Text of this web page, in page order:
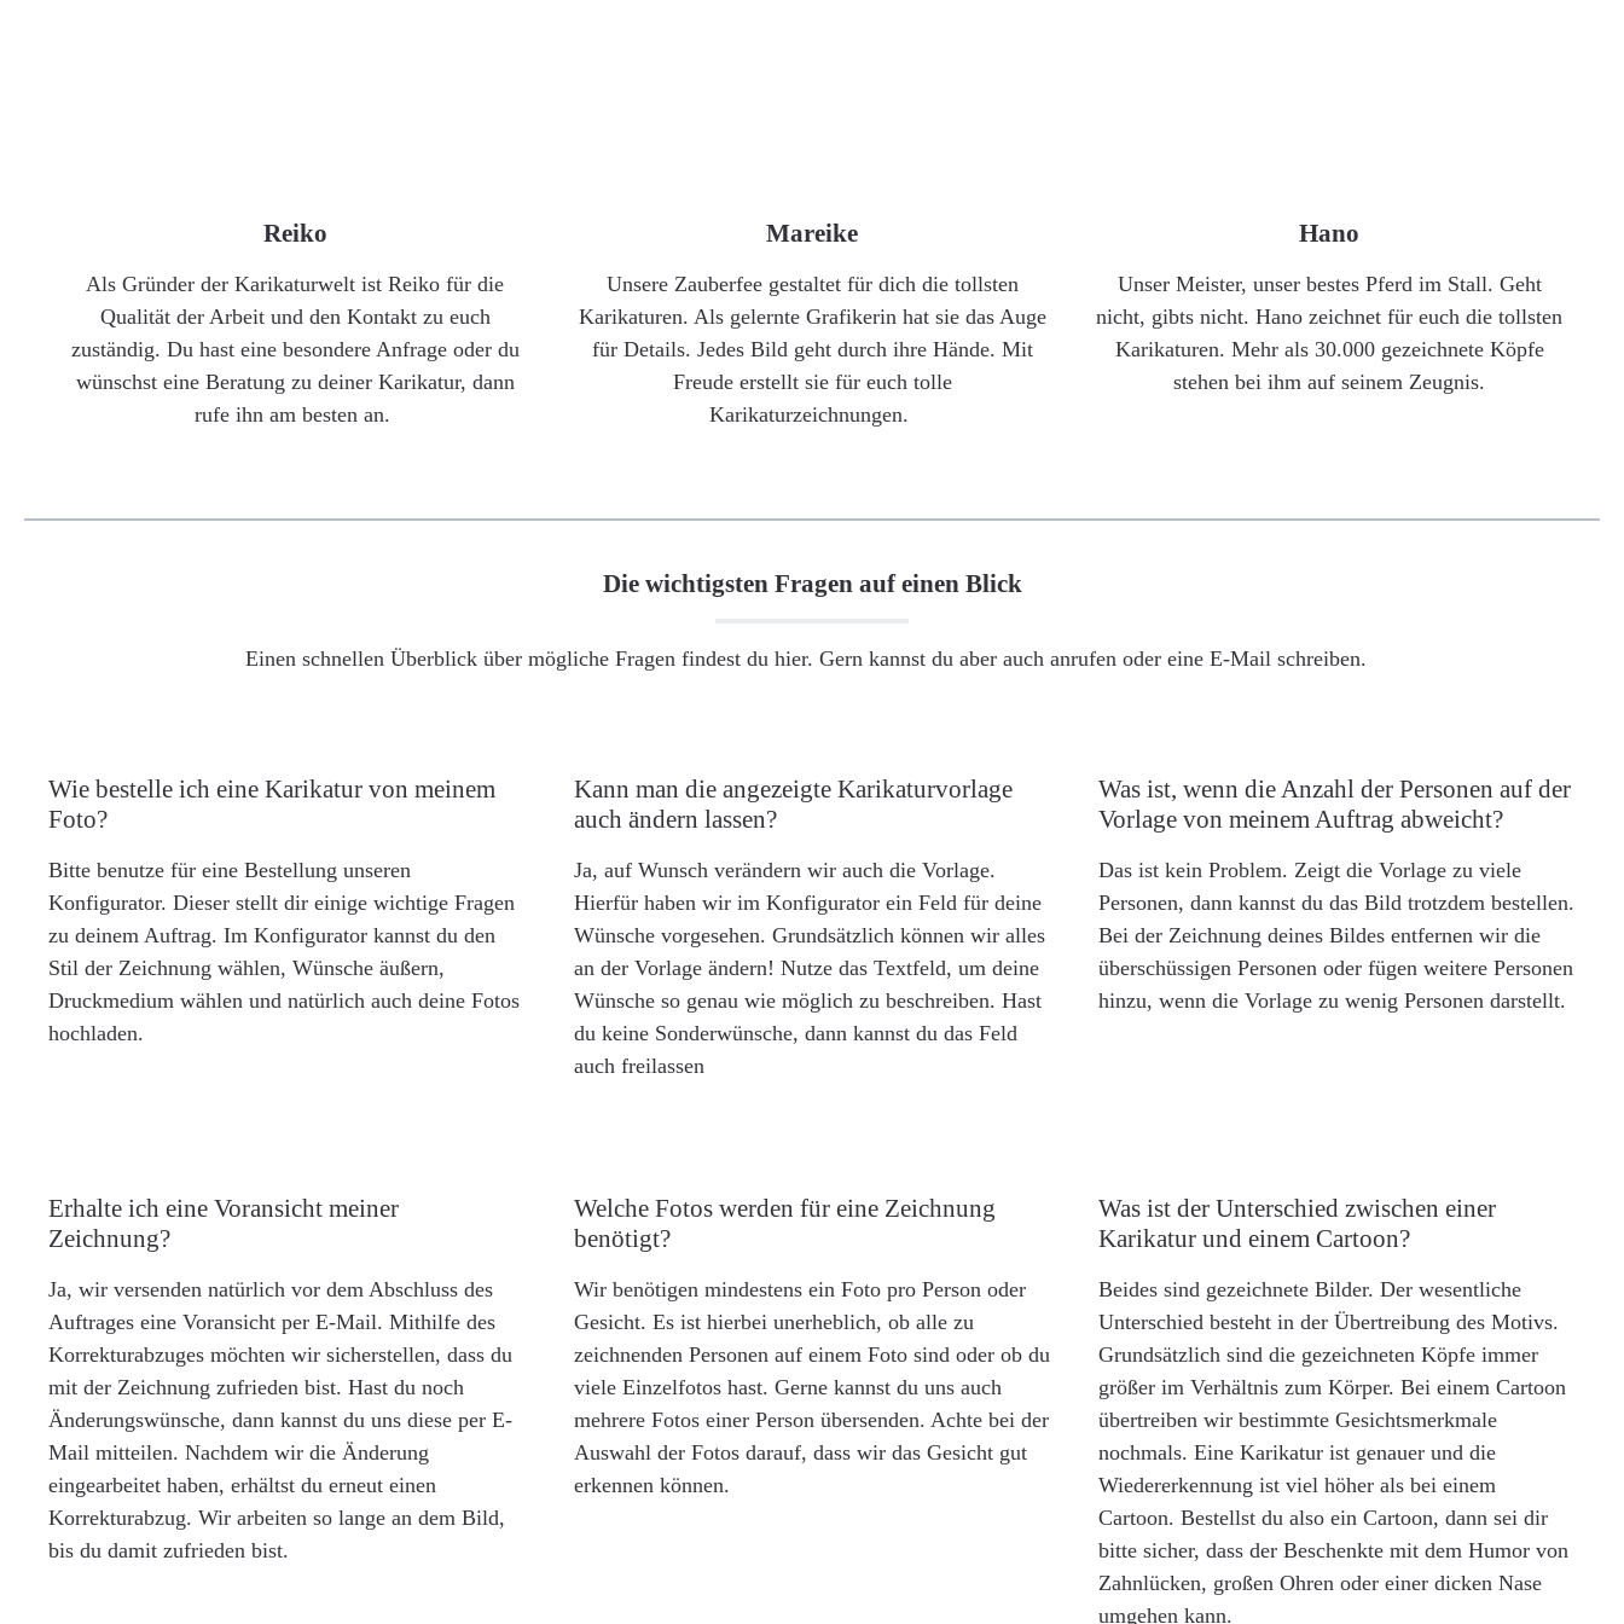
Reiko
Als Gründer der Karikaturwelt ist Reiko für die
Qualität der Arbeit und den Kontakt zu euch
zuständig. Du hast eine besondere Anfrage oder du
wünschst eine Beratung zu deiner Karikatur, dann
rufe ihn am besten an.
Mareike
Unsere Zauberfee gestaltet für dich die tollsten
Karikaturen. Als gelernte Grafikerin hat sie das Auge
für Details. Jedes Bild geht durch ihre Hände. Mit
Freude erstellt sie für euch tolle
Karikaturzeichnungen.
Hano
Unser Meister, unser bestes Pferd im Stall. Geht
nicht, gibts nicht. Hano zeichnet für euch die tollsten
Karikaturen. Mehr als 30.000 gezeichnete Köpfe
stehen bei ihm auf seinem Zeugnis.
Die wichtigsten Fragen auf einen Blick
Einen schnellen Überblick über mögliche Fragen findest du hier. Gern kannst du aber auch anrufen oder eine E-Mail schreiben.
Wie bestelle ich eine Karikatur von meinem
Foto?
Bitte benutze für eine Bestellung unseren
Konfigurator. Dieser stellt dir einige wichtige Fragen
zu deinem Auftrag. Im Konfigurator kannst du den
Stil der Zeichnung wählen, Wünsche äußern,
Druckmedium wählen und natürlich auch deine Fotos
hochladen.
Kann man die angezeigte Karikaturvorlage
auch ändern lassen?
Ja, auf Wunsch verändern wir auch die Vorlage.
Hierfür haben wir im Konfigurator ein Feld für deine
Wünsche vorgesehen. Grundsätzlich können wir alles
an der Vorlage ändern! Nutze das Textfeld, um deine
Wünsche so genau wie möglich zu beschreiben. Hast
du keine Sonderwünsche, dann kannst du das Feld
auch freilassen
Was ist, wenn die Anzahl der Personen auf der
Vorlage von meinem Auftrag abweicht?
Das ist kein Problem. Zeigt die Vorlage zu viele
Personen, dann kannst du das Bild trotzdem bestellen.
Bei der Zeichnung deines Bildes entfernen wir die
überschüssigen Personen oder fügen weitere Personen
hinzu, wenn die Vorlage zu wenig Personen darstellt.
Erhalte ich eine Voransicht meiner
Zeichnung?
Ja, wir versenden natürlich vor dem Abschluss des
Auftrages eine Voransicht per E-Mail. Mithilfe des
Korrekturabzuges möchten wir sicherstellen, dass du
mit der Zeichnung zufrieden bist. Hast du noch
Änderungswünsche, dann kannst du uns diese per E-
Mail mitteilen. Nachdem wir die Änderung
eingearbeitet haben, erhältst du erneut einen
Korrekturabzug. Wir arbeiten so lange an dem Bild,
bis du damit zufrieden bist.
Welche Fotos werden für eine Zeichnung
benötigt?
Wir benötigen mindestens ein Foto pro Person oder
Gesicht. Es ist hierbei unerheblich, ob alle zu
zeichnenden Personen auf einem Foto sind oder ob du
viele Einzelfotos hast. Gerne kannst du uns auch
mehrere Fotos einer Person übersenden. Achte bei der
Auswahl der Fotos darauf, dass wir das Gesicht gut
erkennen können.
Was ist der Unterschied zwischen einer
Karikatur und einem Cartoon?
Beides sind gezeichnete Bilder. Der wesentliche
Unterschied besteht in der Übertreibung des Motivs.
Grundsätzlich sind die gezeichneten Köpfe immer
größer im Verhältnis zum Körper. Bei einem Cartoon
übertreiben wir bestimmte Gesichtsmerkmale
nochmals. Eine Karikatur ist genauer und die
Wiedererkennung ist viel höher als bei einem
Cartoon. Bestellst du also ein Cartoon, dann sei dir
bitte sicher, dass der Beschenkte mit dem Humor von
Zahnlücken, großen Ohren oder einer dicken Nase
umgehen kann.